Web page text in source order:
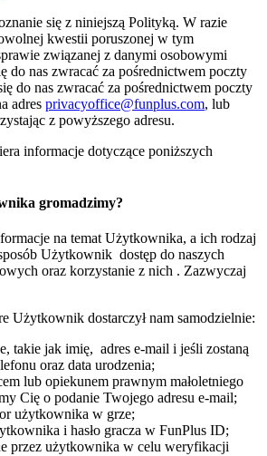
się z niniejszą Polityką. W razie
kwestii poruszonej w tym
związanej z danymi osobowymi
do nas zwracać za pośrednictwem poczty
do nas zwracać za pośrednictwem poczty
adres privacyoffice@funplus.com, lub
z powyższego adresu.
informacje dotyczące poniższych
gromadzimy?
na temat Użytkownika, a ich rodzaj
Użytkownik dostęp do naszych
oraz korzystanie z nich . Zazwyczaj
Użytkownik dostarczył nam samodzielnie:
takie jak imię, adres e-mail i jeśli zostaną
oraz data urodzenia;
lub opiekunem prawnym małoletniego
Cię o podanie Twojego adresu e-mail;
użytkownika w grze;
i hasło gracza w FunPlus ID;
przez użytkownika w celu weryfikacji